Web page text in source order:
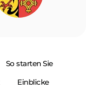
So starten Sie
Einblicke